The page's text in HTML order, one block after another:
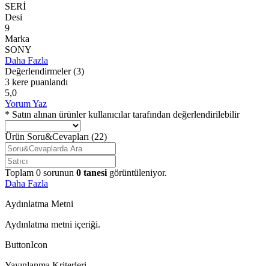
SERİ
Desi
9
Marka
SONY
Daha Fazla
Değerlendirmeler (3)
3 kere puanlandı
5,0
Yorum Yaz
* Satın alınan ürünler kullanıcılar tarafından değerlendirilebilir
Ürün Soru&Cevapları (22)
Toplam 0 sorunun 0 tanesi görüntüleniyor.
Daha Fazla
Aydınlatma Metni
Aydınlatma metni içeriği.
ButtonIcon